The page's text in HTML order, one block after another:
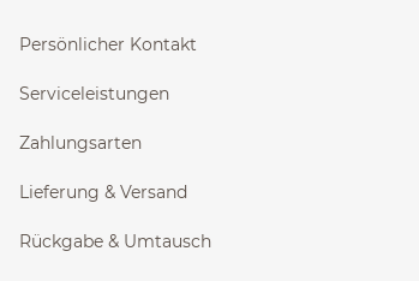
Persönlicher Kontakt
Serviceleistungen
Zahlungsarten
Lieferung & Versand
Rückgabe & Umtausch